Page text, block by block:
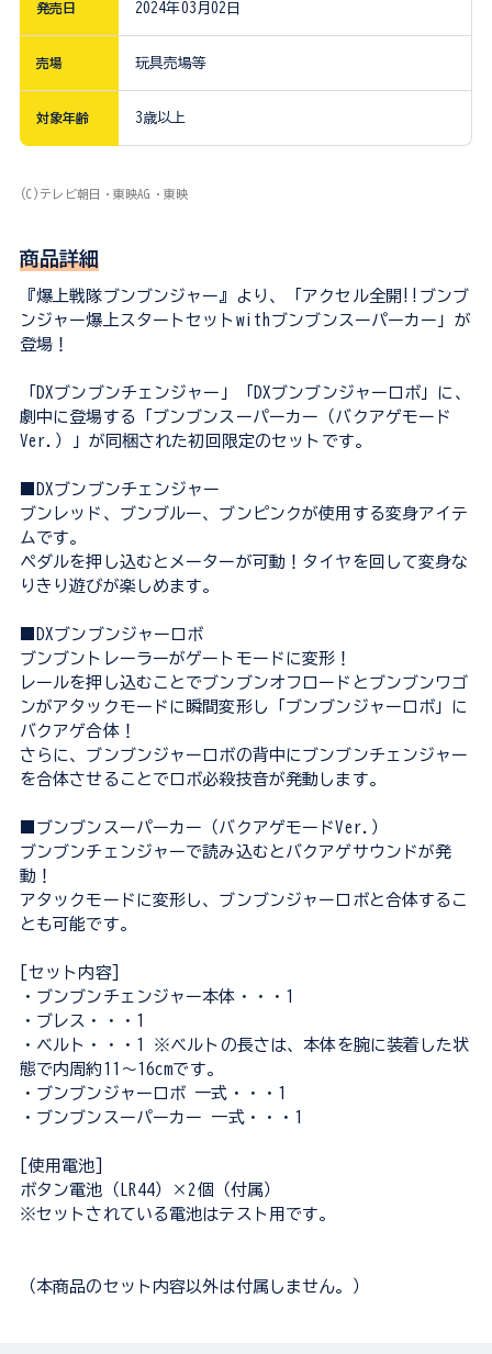
発売日 2024年03月02日
売場 玩具売場等
対象年齢 3歳以上
(C)テレビ朝日・東映AG・東映
商品詳細
『爆上戦隊ブンブンジャー』より、「アクセル全開!!ブンブ
ンジャー爆上スタートセットwithブンブンスーパーカー」が
登場！
「DXブンブンチェンジャー」「DXブンブンジャーロボ」に、
劇中に登場する「ブンブンスーパーカー（バクアゲモード
Ver.）」が同梱された初回限定のセットです。
■DXブンブンチェンジャー
ブンレッド、ブンブルー、ブンピンクが使用する変身アイテ
ムです。
ペダルを押し込むとメーターが可動！タイヤを回して変身な
りきり遊びが楽しめます。
■DXブンブンジャーロボ
ブンブントレーラーがゲートモードに変形！
レールを押し込むことでブンブンオフロードとブンブンワゴ
ンがアタックモードに瞬間変形し「ブンブンジャーロボ」に
バクアゲ合体！
さらに、ブンブンジャーロボの背中にブンブンチェンジャー
を合体させることでロボ必殺技音が発動します。
■ブンブンスーパーカー（バクアゲモードVer.）
ブンブンチェンジャーで読み込むとバクアゲサウンドが発
動！
アタックモードに変形し、ブンブンジャーロボと合体するこ
とも可能です。
[セット内容]
・ブンブンチェンジャー本体・・・1
・ブレス・・・1
・ベルト・・・1 ※ベルトの長さは、本体を腕に装着した状
態で内周約11～16cmです。
・ブンブンジャーロボ 一式・・・1
・ブンブンスーパーカー 一式・・・1
[使用電池]
ボタン電池（LR44）×2個（付属）
※セットされている電池はテスト用です。
（本商品のセット内容以外は付属しません。）